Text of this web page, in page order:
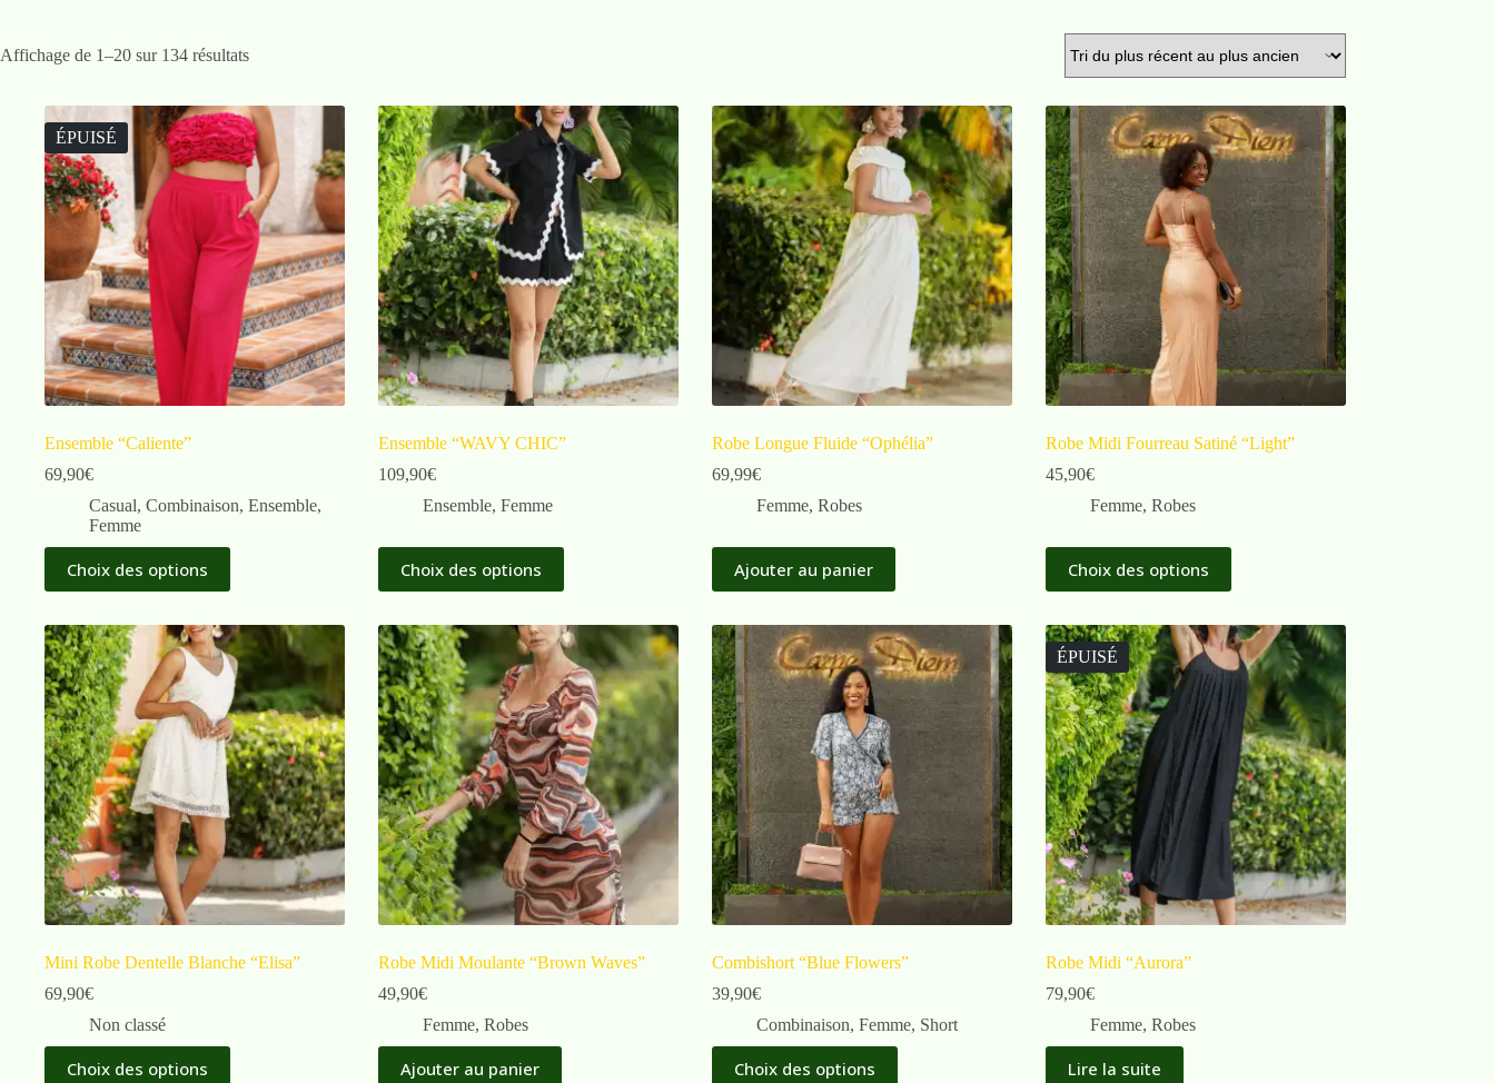
Affichage de 1–20 sur 134 résultats
ÉPUISÉ
Ensemble “Caliente”
69,90€
Casual, Combinaison, Ensemble,
Femme
Choix des options
Ensemble “WAVY CHIC”
109,90€
Ensemble, Femme
Choix des options
Robe Longue Fluide “Ophélia”
69,99€
Femme, Robes
Ajouter au panier
Robe Midi Fourreau Satiné “Light”
45,90€
Femme, Robes
Choix des options
Mini Robe Dentelle Blanche “Elisa”
69,90€
Non classé
Choix des options
Robe Midi Moulante “Brown Waves”
49,90€
Femme, Robes
Ajouter au panier
Combishort “Blue Flowers”
39,90€
Combinaison, Femme, Short
Choix des options
ÉPUISÉ
Robe Midi “Aurora”
79,90€
Femme, Robes
Lire la suite